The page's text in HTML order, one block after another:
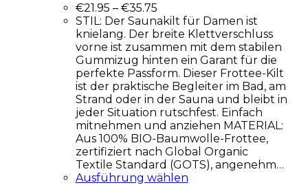
€21.95 – €35.75
STIL: Der Saunakilt für Damen ist
knielang. Der breite Klettverschluss
vorne ist zusammen mit dem stabilen
Gummizug hinten ein Garant für die
perfekte Passform. Dieser Frottee-Kilt
ist der praktische Begleiter im Bad, am
Strand oder in der Sauna und bleibt in
jeder Situation rutschfest. Einfach
mitnehmen und anziehen MATERIAL:
Aus 100% BIO-Baumwolle-Frottee,
zertifiziert nach Global Organic
Textile Standard (GOTS), angenehm…
Ausführung wählen